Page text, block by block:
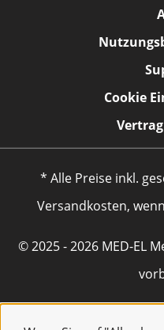
Cookie
* Alle Preise inkl.
Versandkosten,
© 2025 - 2026 MED-EL